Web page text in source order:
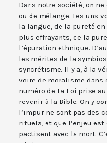
Dans notre société, on
ou de mélange. Les uns
la langue, de la pureté
plus effrayants, de la
l’épuration ethnique.
les mérites de la
syncrétisme. Il y a, à la
voire de moralisme dans
numéro de La Foi prise
revenir à la Bible. On y
l’impur ne sont pas des
rituels, et que l’enjeu
pactisent avec la mort.